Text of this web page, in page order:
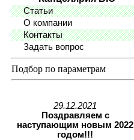
Статьи
О компании
Контакты
Задать вопрос
Подбор по параметрам
29.12.2021
Поздравляем с
наступающим новым 2022
годом!!!